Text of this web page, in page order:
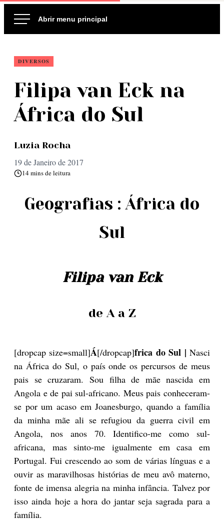
para
o
DIVERSOS
Filipa van Eck na
África do Sul
Luzia Rocha
19 de Janeiro de 2017
14 mins de leitura
Geografias : África do
Sul
Filipa van Eck
de A a Z
[dropcap size=small]Á[/dropcap]frica do Sul | Nasci
na África do Sul, o país onde os percursos de meus
pais se cruzaram. Sou filha de mãe nascida em
Angola e de pai sul-africano. Meus pais conheceram-
se por um acaso em Joanesburgo, quando a família
da minha mãe ali se refugiou da guerra civil em
Angola, nos anos 70. Identifico-me como sul-
africana, mas sinto-me igualmente em casa em
Portugal. Fui crescendo ao som de várias línguas e a
ouvir as maravilhosas histórias de meu avô materno,
fonte de imensa alegria na minha infância. Talvez por
isso ainda hoje a hora do jantar seja sagrada para a
família.